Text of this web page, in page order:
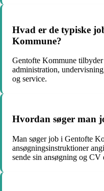
Hvad er de typiske
Kommune?
Gentofte Kommune
administration,
og service.
Hvordan søger man
Man søger job i Gentofte
ansøgningsinstruktioner
sende sin ansøgning og CV